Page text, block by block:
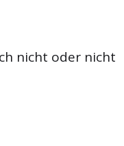
nicht oder nicht